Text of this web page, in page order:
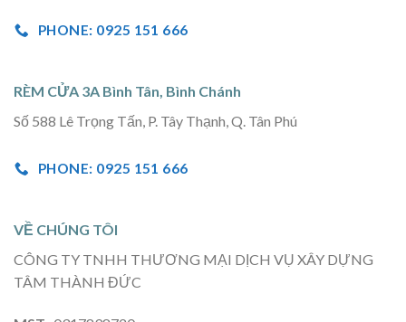
PHONE: 0925 151 666
RÈM CỬA 3A Bình Tân, Bình Chánh
Số 588 Lê Trọng Tấn, P. Tây Thạnh, Q. Tân Phú
PHONE: 0925 151 666
VỀ CHÚNG TÔI
CÔNG TY TNHH THƯƠNG MẠI DỊCH VỤ XÂY DỰNG
TÂM THÀNH ĐỨC